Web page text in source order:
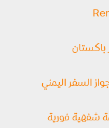
السفر اليمني
شفهية فورية